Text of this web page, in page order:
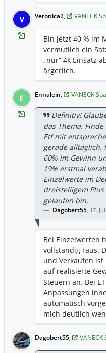
V Veronica2, VANECK
Bin jetzt 40 % im
vermutlich ein
„nur“ 4k Einsatz
ärgerlich.
E Ennalein, VANECK
Definitiv!
das Thema.
Etf mit
gerade alltäglich.
60% im Gewinn
19% erstmal
Einzelwerte im
dreistelligem
gelaufen bin.
Dagobert55, 17.
Bei Einzelwerten
vollständig raus.
und Verkaufen
auf realisierte
Steuern an. Bei
Anpassungen
automatisch
mich deutlich
muss. Das ist für
Dagobert55,